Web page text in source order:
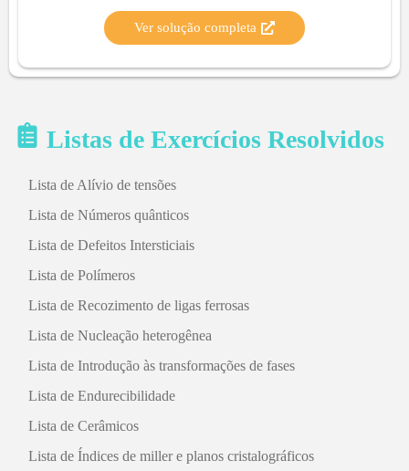
Ver solução completa
Listas de Exercícios Resolvidos
Lista de Alívio de tensões
Lista de Números quânticos
Lista de Defeitos Intersticiais
Lista de Polímeros
Lista de Recozimento de ligas ferrosas
Lista de Nucleação heterogênea
Lista de Introdução às transformações de fases
Lista de Endurecibilidade
Lista de Cerâmicos
Lista de Índices de miller e planos cristalográficos